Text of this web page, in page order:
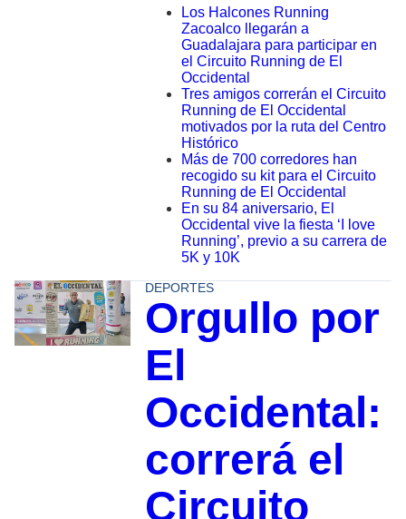
Los Halcones Running
Zacoalco llegarán a
Guadalajara para participar en
el Circuito Running de El
Occidental
Tres amigos correrán el Circuito
Running de El Occidental
motivados por la ruta del Centro
Histórico
Más de 700 corredores han
recogido su kit para el Circuito
Running de El Occidental
En su 84 aniversario, El
Occidental vive la fiesta ‘I love
Running’, previo a su carrera de
5K y 10K
DEPORTES
Orgullo por
El
Occidental:
correrá el
Circuito